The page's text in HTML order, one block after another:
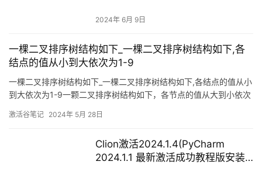
2024年 6月 9日
一棵二叉排序树结构如下_一棵二叉排序树结构如下,各
结点的值从小到大依次为1-9
一棵二叉排序树结构如下_一棵二叉排序树结构如下,各结点的值从小
到大依次为1-9一颗二叉排序树结构如下，各节点的值从大到小依次
入到一颗初始为空的二叉排序树中，然后进行中序遍历，以验证树
序树中。2. 依次将剩下的9个整数插入到二叉排序树中，
激活谷笔记 2024年 5月 28日
Clion激活2024.1.4(PyCharm
2024.1.1 最新激活成功教程版安装